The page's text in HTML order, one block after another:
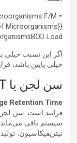
F/M =
Microorganisms}}
BOD Load
اگر این نسبت خیلی
خیلی پایین باشد،
سن لجن یا SRT
Retention Time
فرایند است. سن
نیتریفیکاسیون،